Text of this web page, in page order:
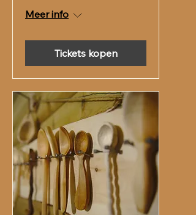
Meer info
Tickets kopen